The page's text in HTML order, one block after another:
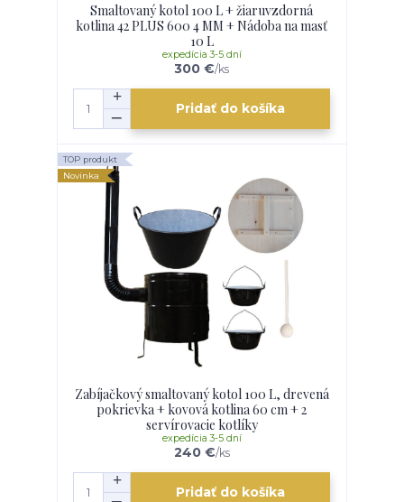
Smaltovaný kotol 100 L + žiaruvzdorná
kotlina 42 PLUS 600 4 MM + Nádoba na masť
10 L
300 €/ks
expedícia 3-5 dní
Pridať do košíka
TOP produkt
Novinka
Zabíjačkový smaltovaný kotol 100 L, drevená
pokrievka + kovová kotlina 60 cm + 2
servírovacie kotlíky
240 €/ks
expedícia 3-5 dní
Pridať do košíka